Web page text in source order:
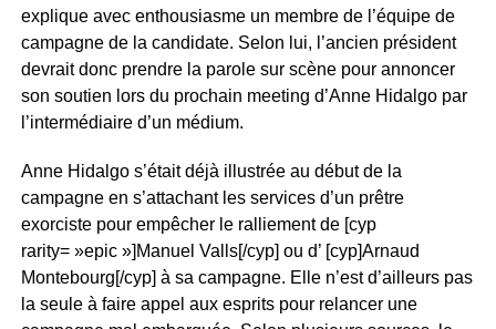
explique avec enthousiasme un membre de l’équipe de
campagne de la candidate. Selon lui, l’ancien président
devrait donc prendre la parole sur scène pour annoncer
son soutien lors du prochain meeting d’Anne Hidalgo par
l’intermédiaire d’un médium.
Anne Hidalgo s’était déjà illustrée au début de la
campagne en s’attachant les services d’un prêtre
exorciste pour empêcher le ralliement de [cyp
rarity= »epic »]Manuel Valls[/cyp] ou d’ [cyp]Arnaud
Montebourg[/cyp] à sa campagne. Elle n’est d’ailleurs pas
la seule à faire appel aux esprits pour relancer une